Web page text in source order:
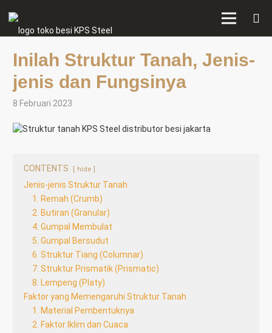
Inilah Struktur Tanah, Jenis-
jenis dan Fungsinya
8 Februari 2023
CONTENTS hide
Jenis-jenis Struktur Tanah
1. Remah (Crumb)
2. Butiran (Granular)
4. Gumpal Membulat
5. Gumpal Bersudut
6. Struktur Tiang (Columnar)
7. Struktur Prismatik (Prismatic)
8. Lempeng (Platy)
Faktor yang Memengaruhi Struktur Tanah
1. Material Pembentuknya
2. Faktor Iklim dan Cuaca